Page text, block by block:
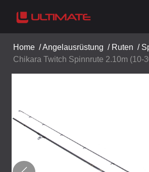
Home /Angelausrüstung / Ruten /
Chikara Twitch Spinnrute 2.10m (10-